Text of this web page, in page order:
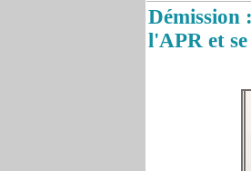
Démission
l'APR et